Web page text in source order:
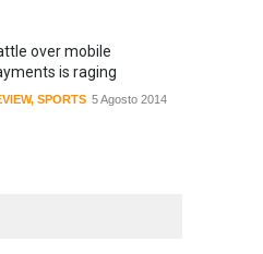
over mobile
is raging
, SPORTS 5 Agosto 2014